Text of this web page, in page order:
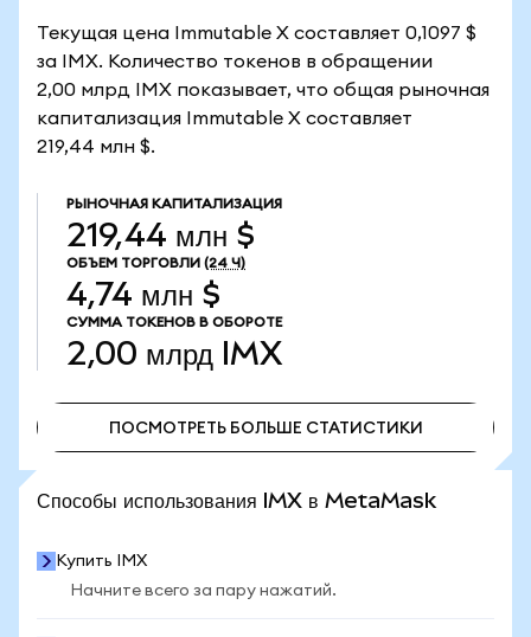
Текущая цена Immutable X составляет 0,1097 $
за IMX. Количество токенов в обращении
2,00 млрд IMX показывает, что общая рыночная
капитализация Immutable X составляет
219,44 млн $.
РЫНОЧНАЯ КАПИТАЛИЗАЦИЯ
219,44 млн $
ОБЪЕМ ТОРГОВЛИ (24 Ч)
4,74 млн $
СУММА ТОКЕНОВ В ОБОРОТЕ
2,00 млрд IMX
ПОСМОТРЕТЬ БОЛЬШЕ СТАТИСТИКИ
Способы использования IMX в MetaMask
Купить IMX
Начните всего за пару нажатий.